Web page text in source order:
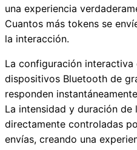
una experiencia
Cuantos más tokens se
la interacción.
La configuración
dispositivos Bluetooth de
responden
La intensidad y duración de
directamente controladas
envías, creando una